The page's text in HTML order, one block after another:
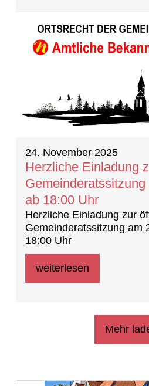
24. November 2025
Herzliche Einladung
ab 18:00 Uhr
Herzliche Einladung zur
Gemeinderatssitzung am
18:00 Uhr
weiterlesen
Mehr